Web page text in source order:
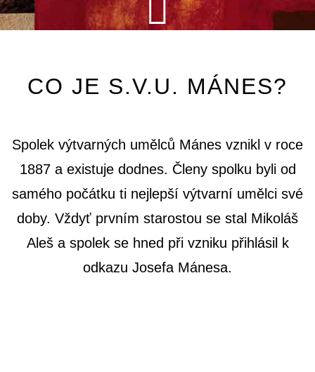
CO JE S.V.U. MÁNES?
Spolek výtvarných umělců Mánes vznikl v roce
1887 a existuje dodnes. Členy spolku byli od
samého počátku ti nejlepší výtvarní umělci své
doby. Vždyť prvním starostou se stal Mikoláš
Aleš a spolek se hned při vzniku přihlásil k
odkazu Josefa Mánesa.